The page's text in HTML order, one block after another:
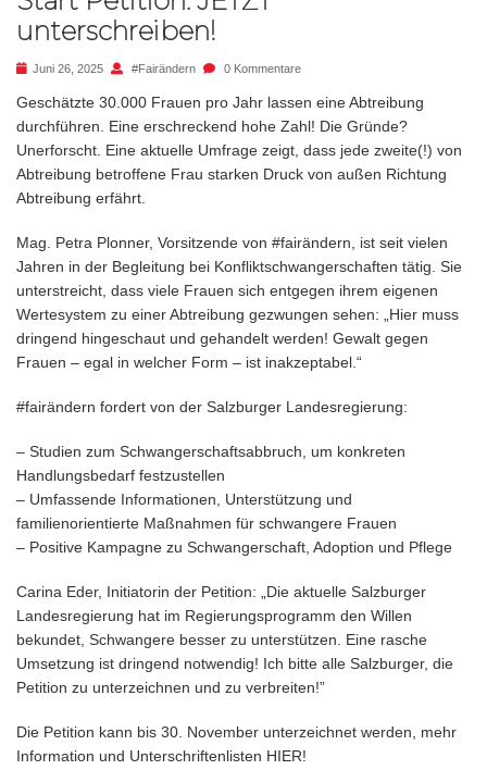
unterschreiben!
Juni 26, 2025 #fairändern 0 Kommentare
Geschätzte 30.000 Frauen pro Jahr lassen eine Abtreibung
durchführen. Eine erschreckend hohe Zahl! Die Gründe?
Unerforscht. Eine aktuelle Umfrage zeigt, dass jede zweite(!) von
Abtreibung betroffene Frau starken Druck von außen Richtung
Abtreibung erfährt.
Mag. Petra Plonner, Vorsitzende von #fairändern, ist seit vielen
Jahren in der Begleitung bei Konfliktschwangerschaften tätig. Sie
unterstreicht, dass viele Frauen sich entgegen ihrem eigenen
Wertesystem zu einer Abtreibung gezwungen sehen: „Hier muss
dringend hingeschaut und gehandelt werden! Gewalt gegen
Frauen – egal in welcher Form – ist inakzeptabel.“
#fairändern fordert von der Salzburger Landesregierung:
– Studien zum Schwangerschaftsabbruch, um konkreten
Handlungsbedarf festzustellen
– Umfassende Informationen, Unterstützung und
familienorientierte Maßnahmen für schwangere Frauen
– Positive Kampagne zu Schwangerschaft, Adoption und Pflege
Carina Eder, Initiatorin der Petition: „Die aktuelle Salzburger
Landesregierung hat im Regierungsprogramm den Willen
bekundet, Schwangere besser zu unterstützen. Eine rasche
Umsetzung ist dringend notwendig! Ich bitte alle Salzburger, die
Petition zu unterzeichnen und zu verbreiten!”
Die Petition kann bis 30. November unterzeichnet werden, mehr
Information und Unterschriftenlisten HIER!